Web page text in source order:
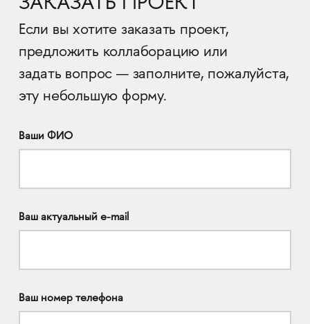
Если вы хотите заказать проект,
предложить коллаборацию или
задать вопрос — заполните, пожалуйста,
эту небольшую форму.
Ваши ФИО
Ваш актуальный e-mail
Ваш номер телефона